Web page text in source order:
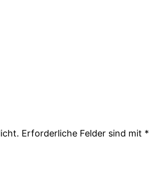
Erforderliche Felder sind mit *